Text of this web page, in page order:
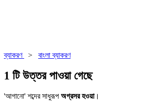
ব্যাকরণ > বাংলা ব্যাকরণ
1 টি উত্তর পাওয়া গেছে
'আগানো' শব্দের সাধুরূপ অগ্রসর হওয়া।